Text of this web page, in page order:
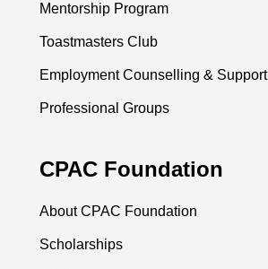
Mentorship Program
Toastmasters Club
Employment Counselling & Support
Professional Groups
CPAC Foundation
About CPAC Foundation
Scholarships